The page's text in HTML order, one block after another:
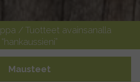
/ Tuotteet avainsanalla
“hankaussieni”
Mausteet